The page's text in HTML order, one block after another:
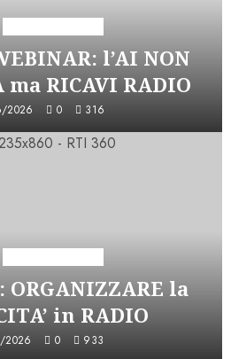
l’AI NON
ma RICAVI RADIO
2026 0 316
ORGANIZZARE la
in RADIO
2026 0 933